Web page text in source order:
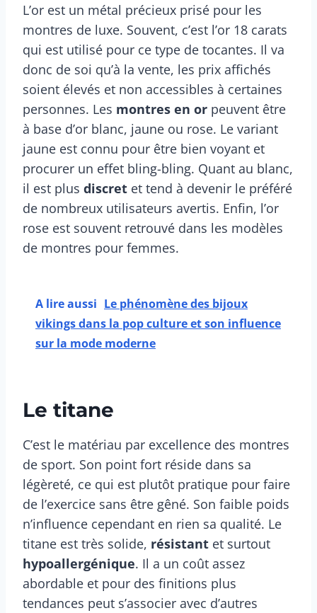
L’or est un métal précieux prisé pour les
montres de luxe. Souvent, c’est l’or 18 carats
qui est utilisé pour ce type de tocantes. Il va
donc de soi qu’à la vente, les prix affichés
soient élevés et non accessibles à certaines
personnes. Les montres en or peuvent être
à base d’or blanc, jaune ou rose. Le variant
jaune est connu pour être bien voyant et
procurer un effet bling-bling. Quant au blanc,
il est plus discret et tend à devenir le préféré
de nombreux utilisateurs avertis. Enfin, l’or
rose est souvent retrouvé dans les modèles
de montres pour femmes.
A lire aussi Le phénomène des bijoux
vikings dans la pop culture et son influence
sur la mode moderne
Le titane
C’est le matériau par excellence des montres
de sport. Son point fort réside dans sa
légèreté, ce qui est plutôt pratique pour faire
de l’exercice sans être gêné. Son faible poids
n’influence cependant en rien sa qualité. Le
titane est très solide, résistant et surtout
hypoallergénique. Il a un coût assez
abordable et pour des finitions plus
tendances peut s’associer avec d’autres